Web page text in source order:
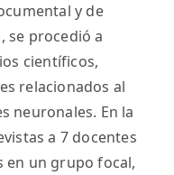
y de
se procedió a
científicos,
relacionados al
neuronales. En la
a 7 docentes
en un grupo focal,